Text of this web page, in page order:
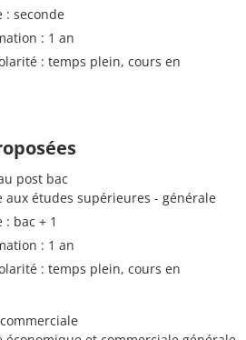
: seconde
: 1 an
: temps plein, cours en
post bac
aux études supérieures - générale
bac + 1
: 1 an
: temps plein, cours en